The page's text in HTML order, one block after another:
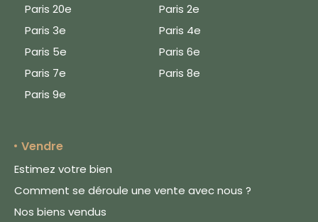
Paris 20e
Paris 2e
Paris 3e
Paris 4e
Paris 5e
Paris 6e
Paris 7e
Paris 8e
Paris 9e
Vendre
Estimez votre bien
Comment se déroule une vente avec nous ?
Nos biens vendus